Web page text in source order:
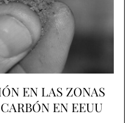
EN LAS ZONAS
EN EEUU